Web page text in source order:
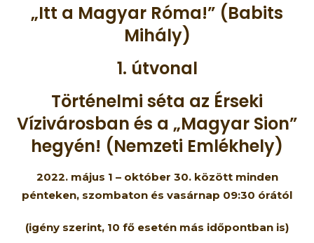
„Itt a Magyar Róma!” (Babits
Mihály)
1. útvonal
Történelmi séta az Érseki
Vízivárosban és a „Magyar Sion”
hegyén! (Nemzeti Emlékhely)
2022. május 1 – október 30. között minden
pénteken, szombaton és vasárnap 09:30 órától
(igény szerint, 10 fő esetén más időpontban is)